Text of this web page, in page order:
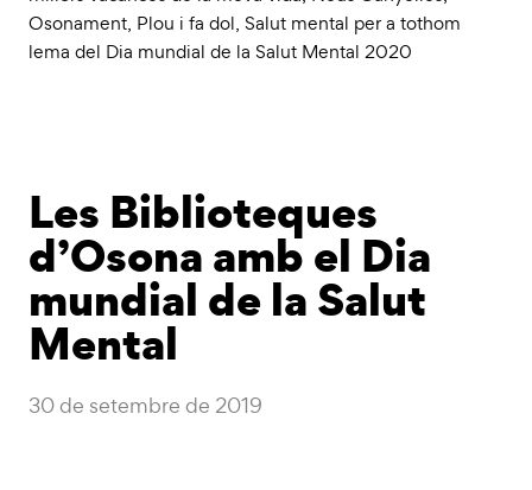
Osonament, Plou i fa dol, Salut mental per a tothom
lema del Dia mundial de la Salut Mental 2020
Les Biblioteques
d’Osona amb el Dia
mundial de la Salut
Mental
30 de setembre de 2019